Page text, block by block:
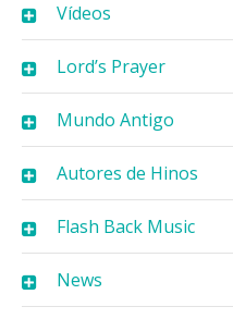
Vídeos
Lord’s Prayer
Mundo Antigo
Autores de Hinos
Flash Back Music
News